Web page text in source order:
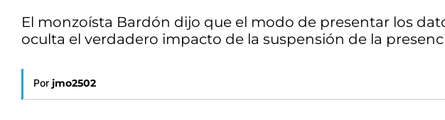
El monzoísta Bardón dijo que el modo de presentar los
oculta el verdadero impacto de la suspensión de la
Por jmo2502